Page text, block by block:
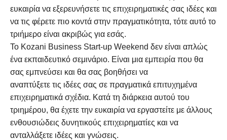
ευκαιρία να εξερευνήσετε τις επιχειρηματικές σας ιδέες και
να τις φέρετε πιο κοντά στην πραγματικότητα, τότε αυτό το
τριήμερο είναι ακριβώς για εσάς.
Το Kozani Business Start-up Weekend δεν είναι απλώς
ένα εκπαιδευτικό σεμινάριο. Είναι μια εμπειρία που θα
σας εμπνεύσει και θα σας βοηθήσει να
αναπτύξετε τις ιδέες σας σε πραγματικά επιτυχημένα
επιχειρηματικά σχέδια. Κατά τη διάρκεια αυτού του
τριημέρου, θα έχετε την ευκαιρία να εργαστείτε με άλλους
ενθουσιώδεις δυνητικούς επιχειρηματίες και να
ανταλλάξετε ιδέες και γνώσεις.